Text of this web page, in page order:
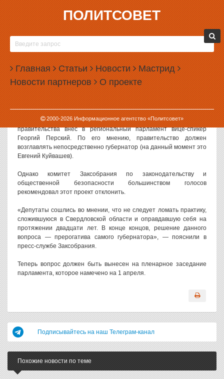
ПОЛИТСОВЕТ
Главная Статьи Новости Мастрид
Новости партнеров О проекте
2000-2026Информационное агентство «Политсовет»
26.03.2014, 10:44
ЗАКСОБРАНИЕ НЕ ХОЧЕТ СТАВИТЬ
КУЙВАШЕВА ВО ГЛАВУ ПРАВИТЕЛЬСТВА
Профильный комитет свердловского Заксобрания рекомендовал
отклонить законопроект о прямом подчинении областного
правительства губернатору. Ранее негативный отзыв на этот
закон дала уставная комиссия.
Законопроект о ликвидации поста председателя областного
правительства внес в региональный парламент вице-спикер
Георгий Перский. По его мнению, правительство должен
возглавлять непосредственно губернатор (на данный момент это
Евгений Куйвашев).
Однако комитет Заксобрания по законодательству и
общественной безопасности большинством голосов
рекомендовал этот проект отклонить.
«Депутаты сошлись во мнении, что не следует ломать практику,
сложившуюся в Свердловской области и оправдавшую себя на
протяжении двадцати лет. В конце концов, решение данного
вопроса — прерогатива самого губернатора», — пояснили в
пресс-службе Заксобрания.
Теперь вопрос должен быть вынесен на пленарное заседание
парламента, которое намечено на 1 апреля.
Подписывайтесь на наш Телеграм-канал
Похожие новости по теме